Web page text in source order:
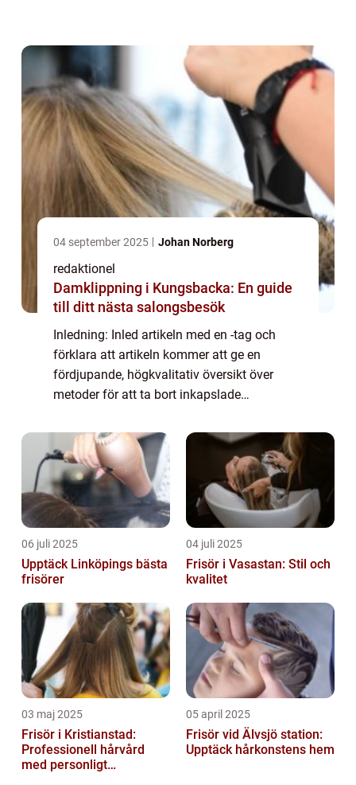
hudproblem som kan ...
04 september 2025 Johan Norberg
redaktionel
Damklippning i Kungsbacka: En guide
till ditt nästa salongsbesök
Inledning: Inled artikeln med en -tag och
förklara att artikeln kommer att ge en
fördjupande, högkvalitativ översikt över
metoder för att ta bort inkapslade
Förklara att pormaskar är vanliga
hudproblem som kan ...
06 juli 2025
Upptäck Linköpings bästa
frisörer
04 juli 2025
Frisör i Vasastan: Stil och
kvalitet
03 maj 2025
Frisör i Kristianstad:
Professionell hårvård
med personligt
05 april 2025
Frisör vid Älvsjö station:
Upptäck hårkonstens hem